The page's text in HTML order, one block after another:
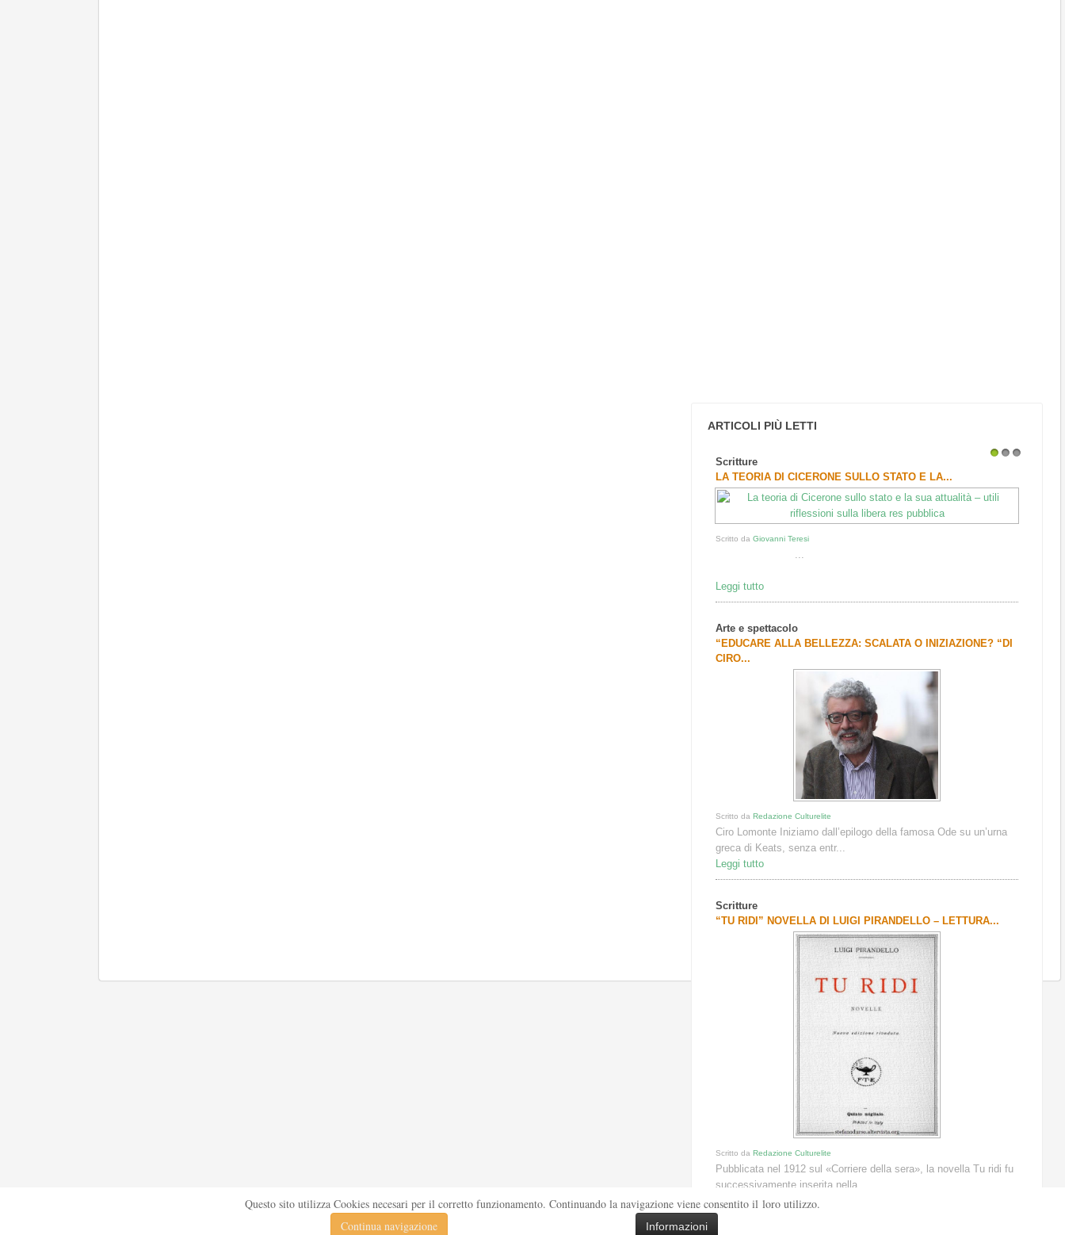
ARTICOLI PIÙ LETTI
Scritture
LA TEORIA DI CICERONE SULLO STATO E LA...
Scritto daGiovanni Teresi
...
Leggi tutto
Arte e spettacolo
“EDUCARE ALLA BELLEZZA: SCALATA O INIZIAZIONE? “DI
CIRO...
Scritto daRedazione Culturelite
Ciro Lomonte Iniziamo dall’epilogo della famosa Ode su un’urna
greca di Keats, senza entr...
Leggi tutto
Scritture
“TU RIDI” NOVELLA DI LUIGI PIRANDELLO – LETTURA...
Scritto daRedazione Culturelite
Pubblicata nel 1912 sul «Corriere della sera», la novella Tu ridi fu
successivamente inserita nella ...
Leggi tutto
Questo sito utilizza Cookies necesari per il corretto funzionamento. Continuando la navigazione viene consentito il loro utilizzo.
Continua navigazione
Informazioni